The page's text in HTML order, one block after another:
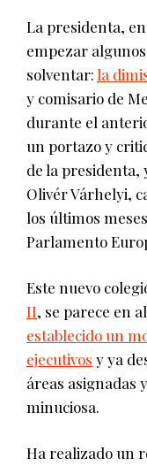
La presidenta,
empezar
solventar:la
y comisario de
durante el
un portazo y
de la presidenta,
Olivér Várhelyi,
los últimos
Parlamento
Este nuevo
II, se parece en
establecido un
ejecutivos y ya
áreas asignadas
minuciosa.
Ha realizado un